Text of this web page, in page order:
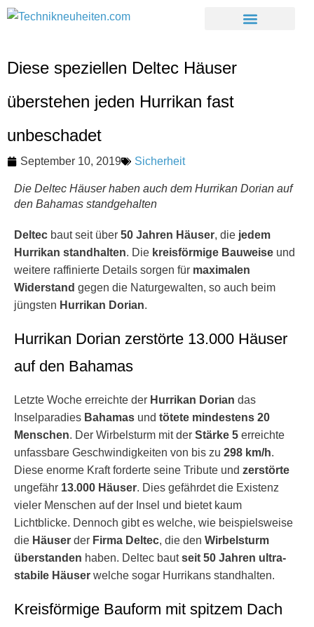
Diese speziellen Deltec Häuser
überstehen jeden Hurrikan fast
unbeschadet
September 10, 2019 Sicherheit
Die Deltec Häuser haben auch dem Hurrikan Dorian auf
den Bahamas standgehalten
Deltec baut seit über 50 Jahren Häuser, die jedem
Hurrikan standhalten. Die kreisförmige Bauweise und
weitere raffinierte Details sorgen für maximalen
Widerstand gegen die Naturgewalten, so auch beim
jüngsten Hurrikan Dorian.
Hurrikan Dorian zerstörte 13.000 Häuser
auf den Bahamas
Letzte Woche erreichte der Hurrikan Dorian das
Inselparadies Bahamas und tötete mindestens 20
Menschen. Der Wirbelsturm mit der Stärke 5 erreichte
unfassbare Geschwindigkeiten von bis zu 298 km/h.
Diese enorme Kraft forderte seine Tribute und zerstörte
ungefähr 13.000 Häuser. Dies gefährdet die Existenz
vieler Menschen auf der Insel und bietet kaum
Lichtblicke. Dennoch gibt es welche, wie beispielsweise
die Häuser der Firma Deltec, die den Wirbelsturm
überstanden haben. Deltec bautseit 50 Jahren ultra-
stabile Häuser welche sogar Hurrikans standhalten.
Kreisförmige Bauform mit spitzem Dach